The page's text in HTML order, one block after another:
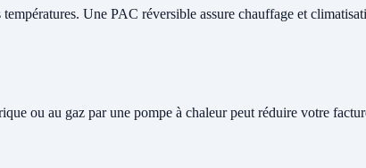
Une PAC réversible assure chauffage et
ou au gaz par une pompe à chaleur peut réduire votre